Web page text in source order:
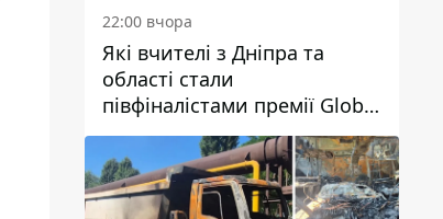
22:00 вчора
Які вчителі з Дніпра та
області стали
півфіналістами премії Global
Teacher Prize Ukraine 2026